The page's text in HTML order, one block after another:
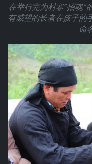
在举行完为村寨“招魂”
有威望的长者在孩子的
命